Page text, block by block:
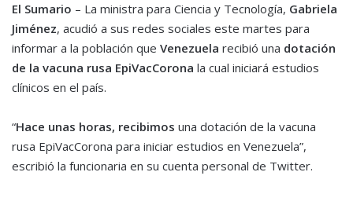
El Sumario – La ministra para Ciencia y Tecnología, Gabriela
Jiménez, acudió a sus redes sociales este martes para
informar a la población que Venezuela recibió una dotación
de la vacuna rusa EpiVacCorona la cual iniciará estudios
clínicos en el país.
“Hace unas horas, recibimos una dotación de la vacuna
rusa EpiVacCorona para iniciar estudios en Venezuela”,
escribió la funcionaria en su cuenta personal de Twitter.